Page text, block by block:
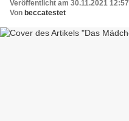
Veröffentlicht am 30.11.2021 12:57
Von beccatestet